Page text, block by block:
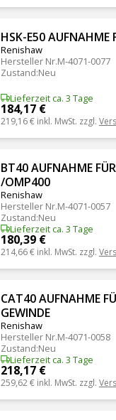
HSK-E50 AUFNAHME
Renishaw
Hersteller Nr.M-4071-0077
Zustand:Neu
Lieferzeit ca. 3 Tage
184,17 €
219,16 € inkl. MwSt. zzgl.
BT40 AUFNAHME
/OMP400
Renishaw
Hersteller Nr.M-4071-0057
Zustand:Neu
Lieferzeit ca. 3 Tage
180,39 €
214,66 € inkl. MwSt. zzgl.
CAT40 AUFNAHME
GEWINDE
Renishaw
Hersteller Nr.M-4071-0058
Zustand:Neu
Lieferzeit ca. 3 Tage
218,17 €
259,62 € inkl. MwSt. zzgl.